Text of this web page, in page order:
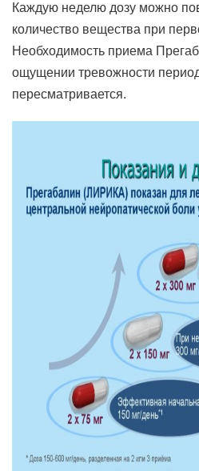
Каждую неделю дозу можно
количество вещества при
Необходимость приема
ощущении тревожности
пересматривается.